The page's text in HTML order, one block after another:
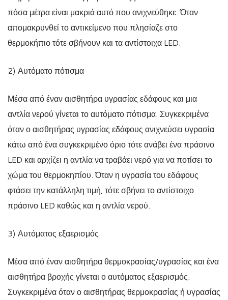
πόσα μέτρα είναι μακριά αυτό που ανιχνεύθηκε. Όταν
απομακρυνθεί το αντικείμενο που πλησίαζε στο
θερμοκήπιο τότε σβήνουν και τα αντίστοιχα LED.
2) Αυτόματο πότισμα
Μέσα από έναν αισθητήρα υγρασίας εδάφους και μια
αντλία νερού γίνεται το αυτόματο πότισμα. Συγκεκριμένα
όταν ο αισθητήρας υγρασίας εδάφους ανιχνεύσει υγρασία
κάτω από ένα συγκεκριμένο όριο τότε ανάβει ένα πράσινο
LED και αρχίζει η αντλία να τραβάει νερό για να ποτίσει το
χώμα του θερμοκηπίου. Όταν η υγρασία του εδάφους
φτάσει την κατάλληλη τιμή, τότε σβήνει το αντίστοιχο
πράσινο LED καθώς και η αντλία νερού.
3) Αυτόματος εξαερισμός
Μέσα από έναν αισθητήρα θερμοκρασίας/υγρασίας και ένα
αισθητήρα βροχής γίνεται ο αυτόματος εξαερισμός.
Συγκεκριμένα όταν ο αισθητήρας θερμοκρασίας ή υγρασίας